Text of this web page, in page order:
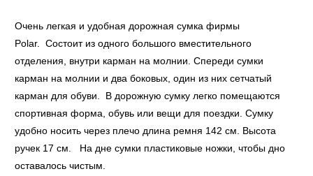
Очень легкая и удобная дорожная сумка фирмы
Polar. Состоит из одного большого вместительного
отделения, внутри карман на молнии. Спереди сумки
карман на молнии и два боковых, один из них сетчатый
карман для обуви. В дорожную сумку легко помещаются
спортивная форма, обувь или вещи для поездки. Сумку
удобно носить через плечо длина ремня 142 см. Высота
ручек 17 см. На дне сумки пластиковые ножки, чтобы дно
оставалось чистым.